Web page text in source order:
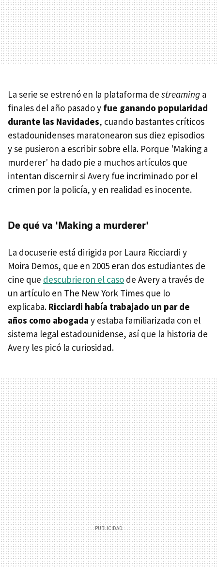
La serie se estrenó en la plataforma de streaming a
finales del año pasado y fue ganando popularidad
durante las Navidades, cuando bastantes críticos
estadounidenses maratonearon sus diez episodios
y se pusieron a escribir sobre ella. Porque 'Making a
murderer' ha dado pie a muchos artículos que
intentan discernir si Avery fue incriminado por el
crimen por la policía, y en realidad es inocente.
De qué va 'Making a murderer'
La docuserie está dirigida por Laura Ricciardi y
Moira Demos, que en 2005 eran dos estudiantes de
cine que descubrieron el caso de Avery a través de
un artículo en The New York Times que lo
explicaba. Ricciardi había trabajado un par de
años como abogada y estaba familiarizada con el
sistema legal estadounidense, así que la historia de
Avery les picó la curiosidad.